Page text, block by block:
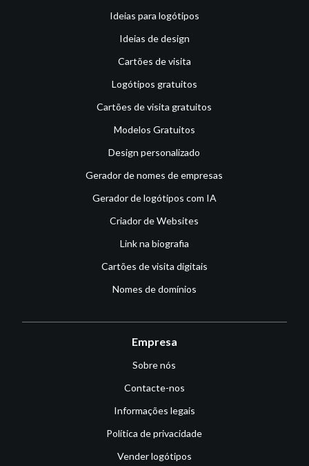
Ideias para logótipos
Ideias de design
Cartões de visita
Logótipos gratuitos
Cartões de visita gratuitos
Modelos Gratuitos
Design personalizado
Gerador de nomes de empresas
Gerador de logótipos com IA
Criador de Websites
Link na biografia
Cartões de visita digitais
Nomes de domínios
Empresa
Sobre nós
Contacte-nos
Informações legais
Política de privacidade
Vender logótipos